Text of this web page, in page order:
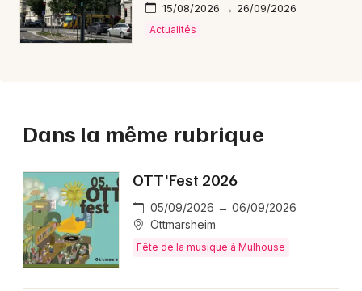
15/08/2026 → 26/09/2026
Actualités
Dans la même rubrique
OTT'Fest 2026
05/09/2026 → 06/09/2026
Ottmarsheim
Fête de la musique à Mulhouse